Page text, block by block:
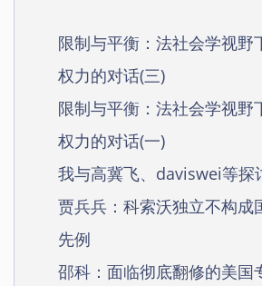
限制与平衡：法社会学视野
权力的对话(三)
限制与平衡：法社会学视野
权力的对话(一)
我与高冀飞、daviswei等探
贾兵兵：科索沃独立不构成
先例
邵科：面临彻底翻修的美国